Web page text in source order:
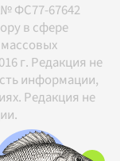
ФС77-67642
в сфере
г. Редакция не
информации,
Редакция не